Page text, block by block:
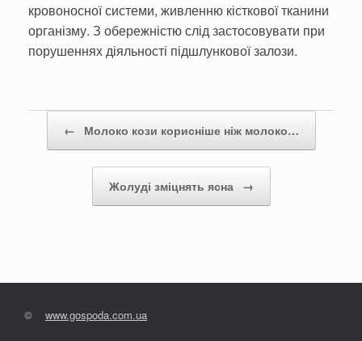
кровоносної системи, живленню кіст­кової ткани­ни
організму. З обережністю слід застосовува­ти при
порушен­нях діяльності підшлункової залози.
← Молоко кози корисніше ніж молоко…
Жолуді зміцнять ясна →
© www.gospoda.com.ua